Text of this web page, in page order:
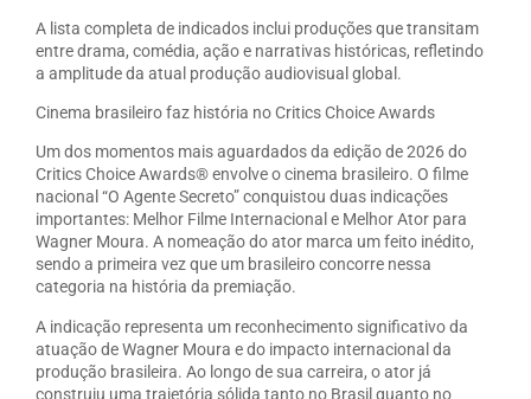
A lista completa de indicados inclui produções que transitam
entre drama, comédia, ação e narrativas históricas, refletindo
a amplitude da atual produção audiovisual global.
Cinema brasileiro faz história no Critics Choice Awards
Um dos momentos mais aguardados da edição de 2026 do
Critics Choice Awards® envolve o cinema brasileiro. O filme
nacional “O Agente Secreto” conquistou duas indicações
importantes: Melhor Filme Internacional e Melhor Ator para
Wagner Moura. A nomeação do ator marca um feito inédito,
sendo a primeira vez que um brasileiro concorre nessa
categoria na história da premiação.
A indicação representa um reconhecimento significativo da
atuação de Wagner Moura e do impacto internacional da
produção brasileira. Ao longo de sua carreira, o ator já
construiu uma trajetória sólida tanto no Brasil quanto no